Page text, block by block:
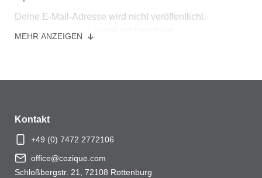
Deine E-Mail-Adresse wird nicht veröffentlicht.
MEHR ANZEIGEN
Kontakt
+49 (0) 7472 2772106
office@cozique.com
Schloßbergstr. 21, 72108 Rottenburg